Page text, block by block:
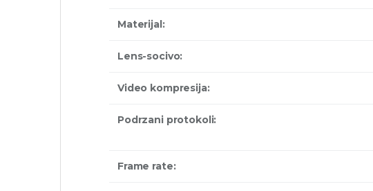
Materijal:
Lens-socivo:
Video kompresija:
Podrzani protokoli:
Frame rate: